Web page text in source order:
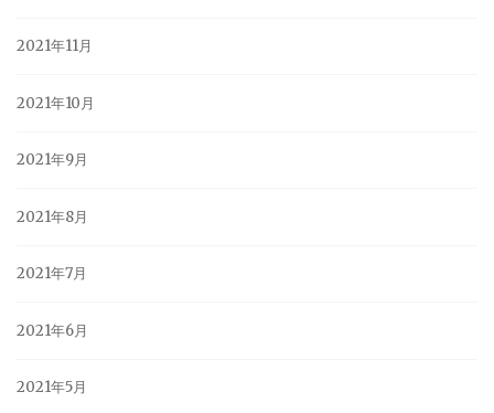
2021年11月
2021年10月
2021年9月
2021年8月
2021年7月
2021年6月
2021年5月